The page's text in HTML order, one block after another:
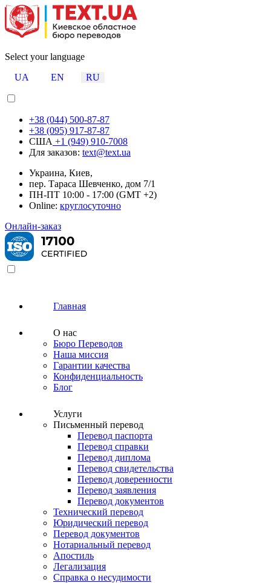
Select your language
UA
EN RU
+38 (044) 500-87-87
+38 (095) 917-87-87
США +1 (949) 910-7008
Для заказов: text@text.ua
Украина, Киев,
пер. Тараса Шевченко, дом 7/1
ПН-ПТ 10:00 - 17:00 (GMT +2)
Online: круглосуточно
Онлайн-заказ
Главная
О нас
Бюро Переводов
Наша миссия
Гарантии качества
Конфиденциальность
Блог
Услуги
Письменный перевод
Перевод паспорта
Перевод справки
Перевод диплома
Перевод свидетельства
Перевод доверенности
Перевод заявления
Перевод документов
Технический перевод
Юридический перевод
Перевод документов
Нотариальный перевод
Апостиль
Легализация
Справка о несудимости